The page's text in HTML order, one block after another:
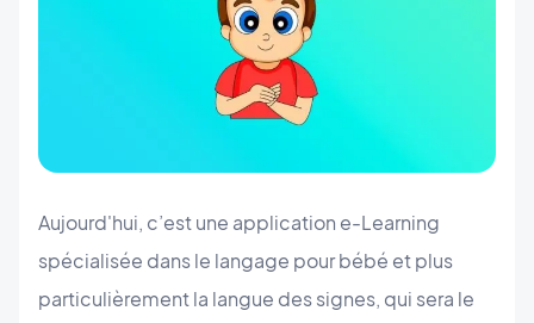
Aujourd'hui, c’est une application e-Learning
spécialisée dans le langage pour bébé et plus
particulièrement la langue des signes, qui sera le